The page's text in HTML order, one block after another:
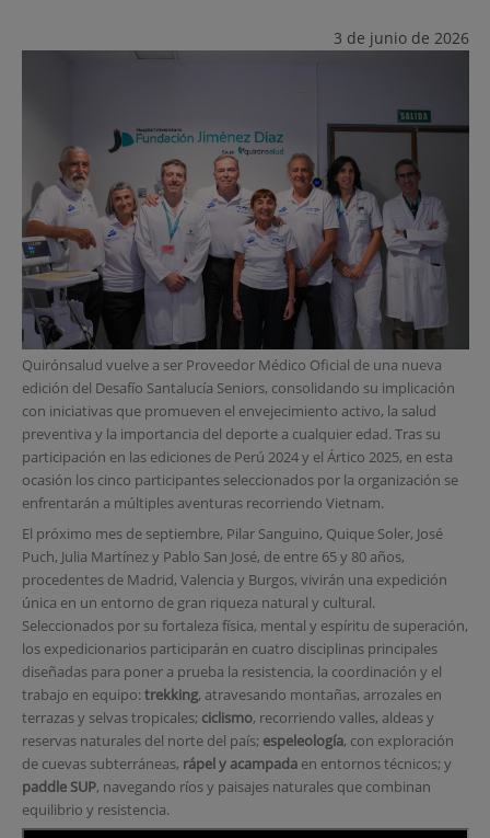
3 de junio de 2026
Quirónsalud vuelve a ser Proveedor Médico Oficial de una nueva
edición del Desafío Santalucía Seniors, consolidando su implicación
con iniciativas que promueven el envejecimiento activo, la salud
preventiva y la importancia del deporte a cualquier edad. Tras su
participación en las ediciones de Perú 2024 y el Ártico 2025, en esta
ocasión los cinco participantes seleccionados por la organización se
enfrentarán a múltiples aventuras recorriendo Vietnam.
El próximo mes de septiembre, Pilar Sanguino, Quique Soler, José
Puch, Julia Martínez y Pablo San José, de entre 65 y 80 años,
procedentes de Madrid, Valencia y Burgos, vivirán una expedición
única en un entorno de gran riqueza natural y cultural.
Seleccionados por su fortaleza física, mental y espíritu de superación,
los expedicionarios participarán en cuatro disciplinas principales
diseñadas para poner a prueba la resistencia, la coordinación y el
trabajo en equipo:trekking, atravesando montañas, arrozales en
terrazas y selvas tropicales; ciclismo, recorriendo valles, aldeas y
reservas naturales del norte del país; espeleología, con exploración
de cuevas subterráneas, rápel y acampadaen entornos técnicos; y
paddle SUP, navegando ríos y paisajes naturales que combinan
equilibrio y resistencia.